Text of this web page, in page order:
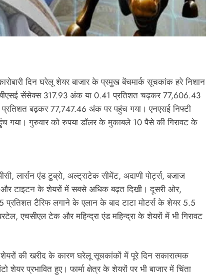
दिन घरेलू शेयर बाजार के प्रमुख बेंचमार्क सूचकांक हरे निशान
बीएसई सेंसेक्स 317.93 अंक या 0.41 प्रतिशत चढ़कर 77,606.43
बढ़कर 77,747.46 अंक पर पहुंच गया। एनएसई निफ्टी
गुरुवार को रुपया डॉलर के मुकाबले 10 पैसे की गिरावट के
लार्सन एंड टुब्रो, अल्ट्राटेक सीमेंट, अदाणी पोर्ट्स, बजाज
और टाइटन के शेयरों में सबसे अधिक बढ़त दिखी। दूसरी ओर,
प्रतिशत टैरिफ लगाने के एलान के बाद टाटा मोटर्स के शेयर 5.5
एचसीएल टेक और महिन्द्रा एंड महिन्द्रा के शेयरों में भी गिरावट
की खरीद के कारण घरेलू सूचकांकों में पूरे दिन सकारात्मक
प्रभावित हुए। फार्मा क्षेत्र के शेयरों पर भी बाजार में चिंता